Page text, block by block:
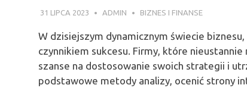
31 LIPCA 2023 ADMIN BIZNES I FINANSE
W dzisiejszym dynamicznym świecie
czynnikiem sukcesu. Firmy, które
szanse na dostosowanie swoich strategii i
podstawowe metody analizy, ocenić strony